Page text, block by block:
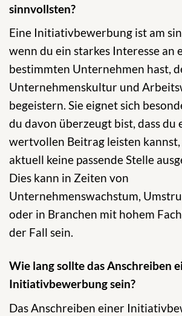
sinnvollsten?
Eine Initiativbewerbung ist am
wenn du ein starkes Interesse an
bestimmten Unternehmen hast,
Unternehmenskultur und
begeistern. Sie eignet sich
du davon überzeugt bist, dass du
wertvollen Beitrag leisten
aktuell keine passende Stelle
Dies kann in Zeiten von
Unternehmenswachstum,
oder in Branchen mit hohem
der Fall sein.
Wie lang sollte das Anschreiben
Initiativbewerbung sein?
Das Anschreiben einer